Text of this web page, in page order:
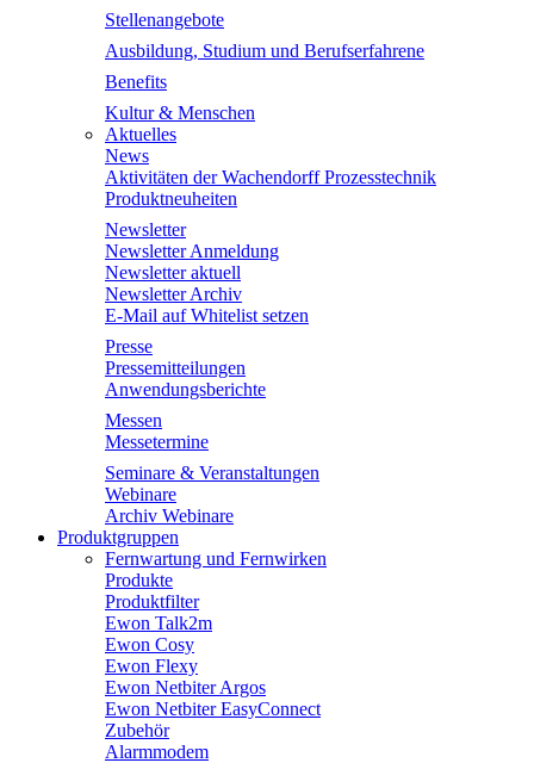
Stellenangebote
Ausbildung, Studium und Berufserfahrene
Benefits
Kultur & Menschen
Aktuelles
News
Aktivitäten der Wachendorff Prozesstechnik
Produktneuheiten
Newsletter
Newsletter Anmeldung
Newsletter aktuell
Newsletter Archiv
E-Mail auf Whitelist setzen
Presse
Pressemitteilungen
Anwendungsberichte
Messen
Messetermine
Seminare & Veranstaltungen
Webinare
Archiv Webinare
Produktgruppen
Fernwartung und Fernwirken
Produkte
Produktfilter
Ewon Talk2m
Ewon Cosy
Ewon Flexy
Ewon Netbiter Argos
Ewon Netbiter EasyConnect
Zubehör
Alarmmodem